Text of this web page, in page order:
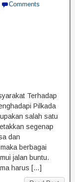
Comments
Terhadap
Pilkada
salah satu
segenap
dan
berbagai
jalan buntu.
harus […]